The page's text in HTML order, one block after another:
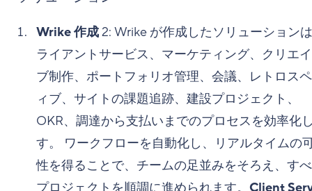
Wrike 作成2: Wrike が作成したソリューション
ライアントサービス、マーケティング、クリエ
ブ制作、ポートフォリオ管理、会議、レトロス
ィブ、サイトの課題追跡、建設プロジェクト、
OKR、調達から支払いまでのプロセスを効率化
す。 ワークフローを自動化し、リアルタイムの
性を得ることで、チームの足並みをそろえ、す